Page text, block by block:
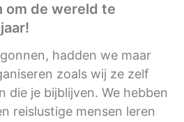
om de wereld te
hadden we maar
zoals wij ze zelf
die je bijblijven. We hebben
reislustige mensen leren